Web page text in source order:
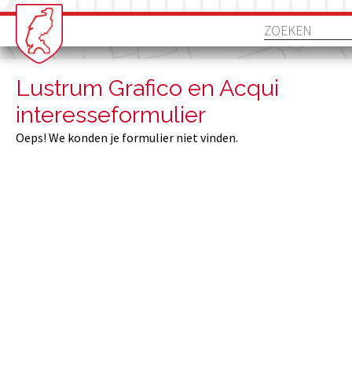
Lustrum Grafico en Acqui
interesseformulier
Oeps! We konden je formulier niet vinden.